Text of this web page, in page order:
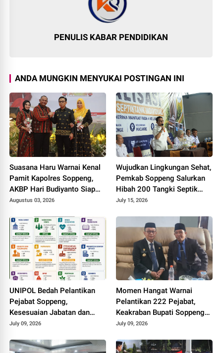
PENULIS KABAR PENDIDIKAN
ANDA MUNGKIN MENYUKAI POSTINGAN INI
Suasana Haru Warnai Kenal
Pamit Kapolres Soppeng,
AKBP Hari Budiyanto Siap
Lanjutkan Sinergi untuk
Augustus 03, 2026
Wujudkan Lingkungan Sehat,
Pemkab Soppeng Salurkan
Hibah 200 Tangki Septik
untuk Warga
July 15, 2026
UNIPOL Bedah Pelantikan
Pejabat Soppeng,
Kesesuaian Jabatan dan
Disiplin Ilmu Capai 70–75
July 09, 2026
Momen Hangat Warnai
Pelantikan 222 Pejabat,
Keakraban Bupati Soppeng
dan Kepala Kemenag Curi
July 09, 2026